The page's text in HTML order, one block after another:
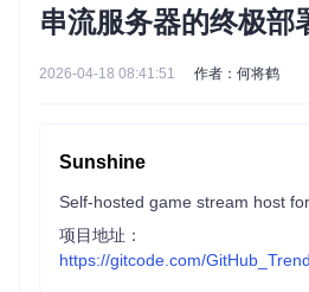
串流服务器的终极部
2026-04-18 08:41:51 作者：何将鹤
Sunshine
Self-hosted game stream host
项目地址：
https://gitcode.com/